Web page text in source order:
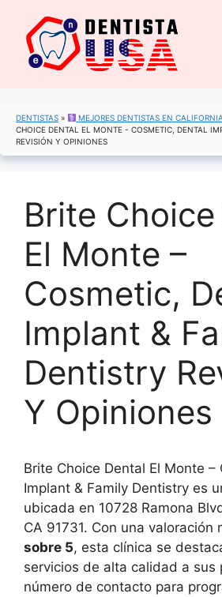
contenido
DENTISTAS » MEJORES DENTISTAS EN
CHOICE DENTAL EL MONTE - COSMETIC, DENTAL
REVISIÓN Y OPINIONES
Brite
El Monte –
Cosmetic,
Implant &
Dentistry
Y Opiniones
Brite Choice Dental El Monte –
Implant & Family Dentistry es
ubicada en 10728 Ramona
CA 91731. Con una valoración
sobre 5, esta clínica se
servicios de alta calidad a sus
número de contacto para